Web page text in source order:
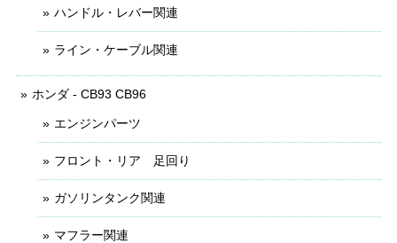
ハンドル・レバー関連
ライン・ケーブル関連
ホンダ - CB93 CB96
エンジンパーツ
フロント・リア 足回り
ガソリンタンク関連
マフラー関連